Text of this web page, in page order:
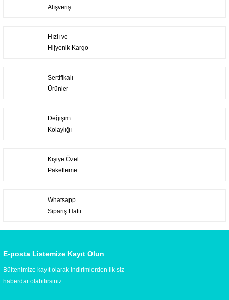
Alışveriş
Hızlı ve
Hijyenik Kargo
Sertifikalı
Ürünler
Değişim
Kolaylığı
Kişiye Özel
Paketleme
Whatsapp
Sipariş Hattı
E-posta Listemize Kayıt Olun
Bültenimize kayıt olarak indirimlerden ilk siz
haberdar olabilirsiniz.